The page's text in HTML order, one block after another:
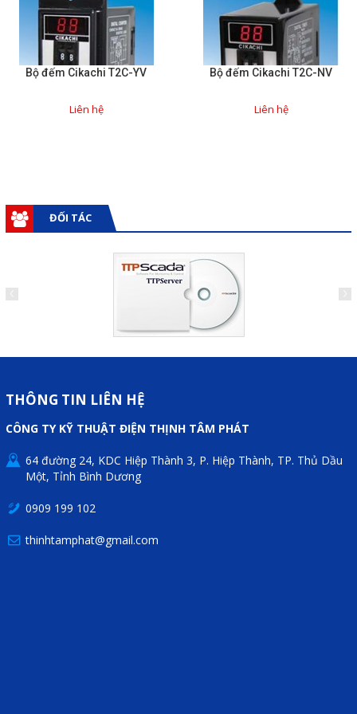
Bộ đếm Cikachi T2C-YV
Liên hệ
Bộ đếm Cikachi T2C-NV
Liên hệ
ĐỐI TÁC
THÔNG TIN LIÊN HỆ
CÔNG TY KỸ THUẬT ĐIỆN THỊNH TÂM PHÁT
64 đường 24, KDC Hiệp Thành 3, P. Hiệp Thành, TP. Thủ Dầu
Một, Tỉnh Bình Dương
0909 199 102
thinhtamphat@gmail.com
Sửa motor - Quấn motor
Sửa Cân Điện Tử
Lập trình PLC
Lập trình màn hình HMI
Crack password HMI
Hình ảnh sửa chữa
TRÊN MẠNG XÃ HỘI
Facebook
Google